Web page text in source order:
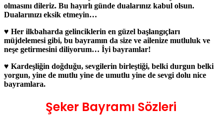
olmasını dileriz. Bu hayırlı günde dualarınız kabul olsun.
Dualarınızı eksik etmeyin…
♥ Her ilkbaharda gelinciklerin en güzel başlangıçları
müjdelemesi gibi, bu bayramın da size ve ailenize mutluluk ve
neşe getirmesini diliyorum… İyi bayramlar!
♥ Kardeşliğin doğduğu, sevgilerin birleştiği, belki durgun belki
yorgun, yine de mutlu yine de umutlu yine de sevgi dolu nice
bayramlara.
Şeker Bayramı Sözleri